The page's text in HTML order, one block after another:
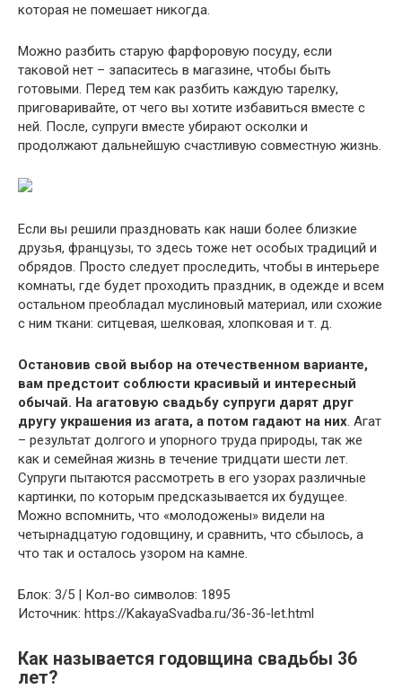
которая не помешает никогда.
Можно разбить старую фарфоровую посуду, если
таковой нет – запаситесь в магазине, чтобы быть
готовыми. Перед тем как разбить каждую тарелку,
приговаривайте, от чего вы хотите избавиться вместе с
ней. После, супруги вместе убирают осколки и
продолжают дальнейшую счастливую совместную жизнь.
Если вы решили праздновать как наши более близкие
друзья, французы, то здесь тоже нет особых традиций и
обрядов. Просто следует проследить, чтобы в интерьере
комнаты, где будет проходить праздник, в одежде и всем
остальном преобладал муслиновый материал, или схожие
с ним ткани: ситцевая, шелковая, хлопковая и т. д.
Остановив свой выбор на отечественном варианте,
вам предстоит соблюсти красивый и интересный
обычай. На агатовую свадьбу супруги дарят друг
другу украшения из агата, а потом гадают на них. Агат
– результат долгого и упорного труда природы, так же
как и семейная жизнь в течение тридцати шести лет.
Супруги пытаются рассмотреть в его узорах различные
картинки, по которым предсказывается их будущее.
Можно вспомнить, что «молодожены» видели на
четырнадцатую годовщину, и сравнить, что сбылось, а
что так и осталось узором на камне.
Блок: 3/5 | Кол-во символов: 1895
Источник: https://KakayaSvadba.ru/36-36-let.html
Как называется годовщина свадьбы 36
лет?